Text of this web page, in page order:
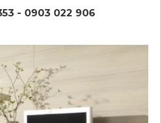
- 0903 022 906